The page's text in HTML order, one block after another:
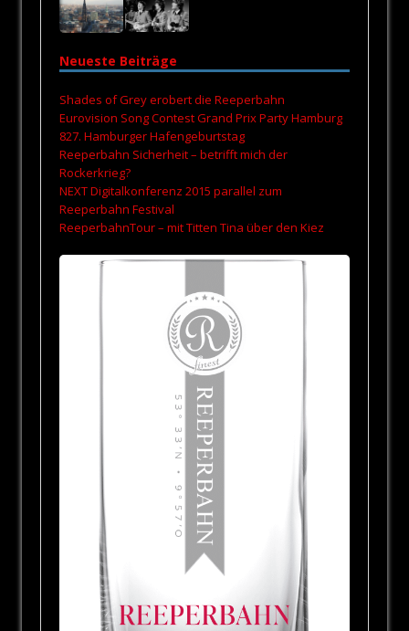
Neueste Beiträge
Shades of Grey erobert die Reeperbahn
Eurovision Song Contest Grand Prix Party Hamburg
827. Hamburger Hafengeburtstag
Reeperbahn Sicherheit – betrifft mich der
Rockerkrieg?
NEXT Digitalkonferenz 2015 parallel zum
Reeperbahn Festival
ReeperbahnTour – mit Titten Tina über den Kiez